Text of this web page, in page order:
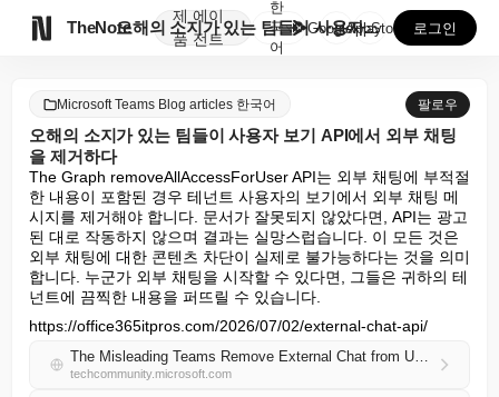
TheNote
제
품
에이
전트
오해의 소지가 있는 팀들이 사용자 보기 API에서 외부...
한
국
어
GooglePlay
AppStore 로그인
Microsoft Teams Blog articles 한국어 팔로우
오해의 소지가 있는 팀들이 사용자 보기 API에서 외부 채팅
을 제거하다
The Graph removeAllAccessForUser API는 외부 채팅에 부적절
한 내용이 포함된 경우 테넌트 사용자의 보기에서 외부 채팅 메
시지를 제거해야 합니다. 문서가 잘못되지 않았다면, API는 광고
된 대로 작동하지 않으며 결과는 실망스럽습니다. 이 모든 것은
외부 채팅에 대한 콘텐츠 차단이 실제로 불가능하다는 것을 의미
합니다. 누군가 외부 채팅을 시작할 수 있다면, 그들은 귀하의 테
넌트에 끔찍한 내용을 퍼뜨릴 수 있습니다.
https://office365itpros.com/2026/07/02/external-chat-api/
The Misleading Teams Remove External Chat from User View API
techcommunity.microsoft.com